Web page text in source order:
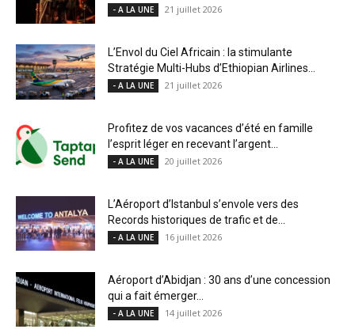
- A LA UNE 21 juillet 2026
L’Envol du Ciel Africain : la stimulante
Stratégie Multi-Hubs d’Ethiopian Airlines...
- A LA UNE 21 juillet 2026
Profitez de vos vacances d’été en famille
l’esprit léger en recevant l’argent...
- A LA UNE 20 juillet 2026
L’Aéroport d’Istanbul s’envole vers des
Records historiques de trafic et de...
- A LA UNE 16 juillet 2026
Aéroport d’Abidjan : 30 ans d’une concession
qui a fait émerger...
- A LA UNE 14 juillet 2026